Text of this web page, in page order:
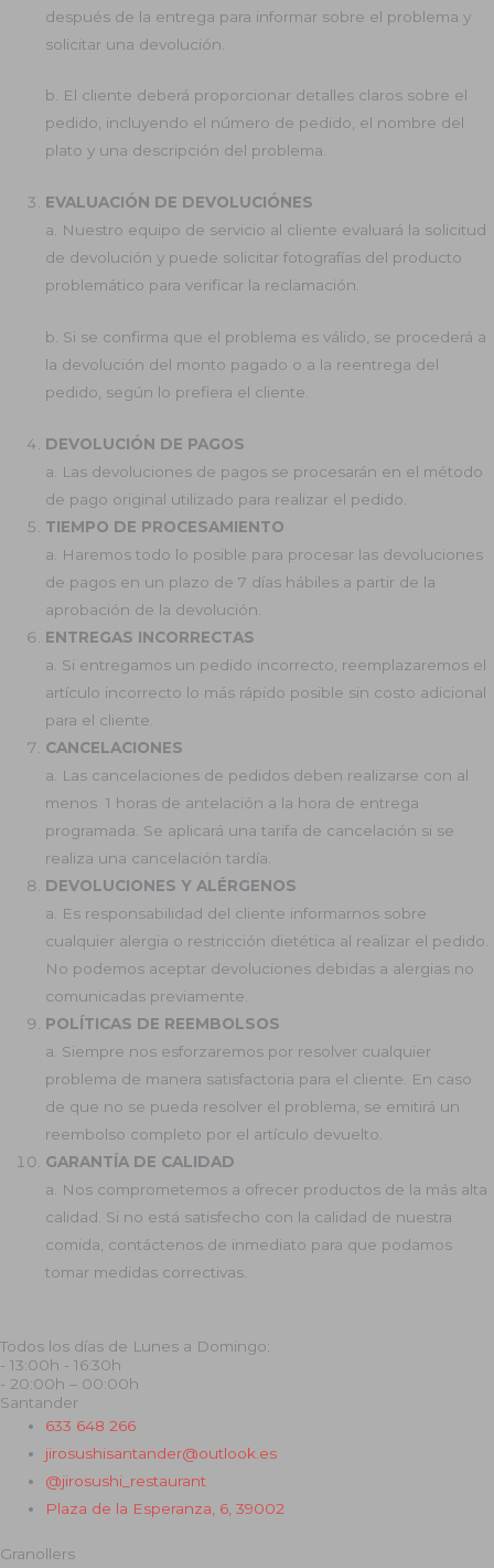
después de la entrega para informar sobre el problema y
solicitar una devolución.
b. El cliente deberá proporcionar detalles claros sobre el
pedido, incluyendo el número de pedido, el nombre del
plato y una descripción del problema.
EVALUACIÓN DE DEVOLUCIÓNES
a. Nuestro equipo de servicio al cliente evaluará la solicitud
de devolución y puede solicitar fotografías del producto
problemático para verificar la reclamación.
b. Si se confirma que el problema es válido, se procederá a
la devolución del monto pagado o a la reentrega del
pedido, según lo prefiera el cliente.
DEVOLUCIÓN DE PAGOS
a. Las devoluciones de pagos se procesarán en el método
de pago original utilizado para realizar el pedido.
TIEMPO DE PROCESAMIENTO
a. Haremos todo lo posible para procesar las devoluciones
de pagos en un plazo de 7 días hábiles a partir de la
aprobación de la devolución.
ENTREGAS INCORRECTAS
a. Si entregamos un pedido incorrecto, reemplazaremos el
artículo incorrecto lo más rápido posible sin costo adicional
para el cliente.
CANCELACIONES
a. Las cancelaciones de pedidos deben realizarse con al
menos 1 horas de antelación a la hora de entrega
programada. Se aplicará una tarifa de cancelación si se
realiza una cancelación tardía.
DEVOLUCIONES Y ALÉRGENOS
a. Es responsabilidad del cliente informarnos sobre
cualquier alergia o restricción dietética al realizar el pedido.
No podemos aceptar devoluciones debidas a alergias no
comunicadas previamente.
POLÍTICAS DE REEMBOLSOS
a. Siempre nos esforzaremos por resolver cualquier
problema de manera satisfactoria para el cliente. En caso
de que no se pueda resolver el problema, se emitirá un
reembolso completo por el artículo devuelto.
GARANTÍA DE CALIDAD
a. Nos comprometemos a ofrecer productos de la más alta
calidad. Si no está satisfecho con la calidad de nuestra
comida, contáctenos de inmediato para que podamos
tomar medidas correctivas.
Todos los días de Lunes a Domingo:
- 13:00h - 16:30h
- 20:00h – 00:00h
Santander
633 648 266
jirosushisantander@outlook.es
@jirosushi_restaurant
Plaza de la Esperanza, 6, 39002
Granollers